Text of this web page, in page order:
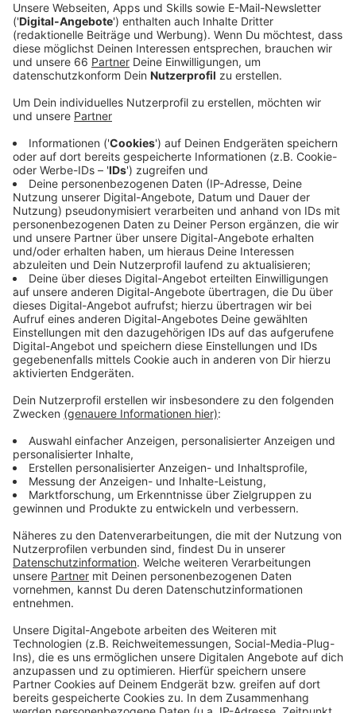
Speziell in Internet-Shops sei häufig illegales
Feuerwerk erhältlich. Die Feuerwerkskörper würden
oft gefährliche Mixturen enthalten, die in Deutschland
verboten seien, so die Experten.
Anzeige
Immer wieder Verletzte bei Silvester-
Feuerwerk
Anzeige
Die Verbraucherzentrale rät: Unbedingt ins Impressum
schauen und prüfen, ob der Sitz des Online-Shops sich
in Deutschland befindet.Im letzten Jahrsind durch
Silvester-Feuerwerk in Düsseldorf 12 Menschen zum
Teil schwer verletzt worden.
Anzeige
Weitere Infos und Links zum Thema:
Anzeige
Silvester-Partys in Düsseldorf:
Böllerverbotszone zu Silvester in der Altstadt:
RP-Bericht dazu:
Anzeige